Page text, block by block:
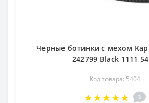
Черные ботинки с мехом
242799 Black 1111
Код товара: 5404
3